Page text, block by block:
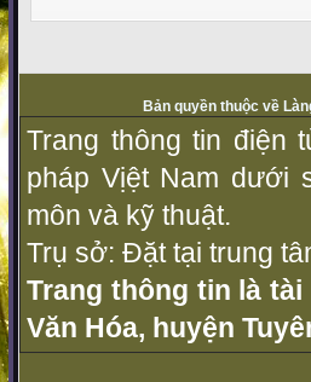
Bản quyền thuộc về
Trang thông tin điện
pháp Vịệt Nam dưới
môn và kỹ thuật.
Trụ sở: Đặt tại trung
Trang thông tin là
Văn Hóa, huyện